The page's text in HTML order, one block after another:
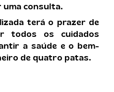
uma consulta.
terá o prazer de
todos os cuidados
a saúde e o bem-
de quatro patas.